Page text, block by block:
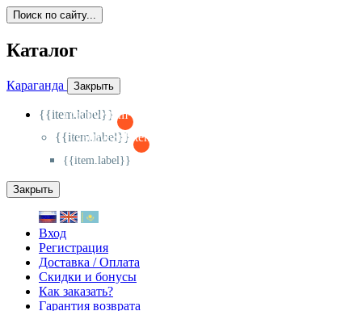
Поиск по сайту...
Каталог
Караганда Закрыть
{{item.label}}
{{activeItem==item.id?'-
{{item.label}}
{{activeSubitem==item.id?'-
{{item.label}}
Закрыть
Вход
Регистрация
Доставка / Оплата
Скидки и бонусы
Как заказать?
Гарантия возврата